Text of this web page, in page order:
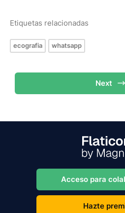
Etiquetas relacionadas
ecografia whatsapp
Next
Acceso para
Hazte